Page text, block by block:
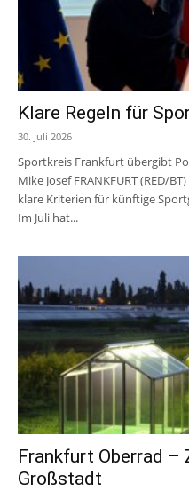
Klare Regeln für
30. Juli 2026
Sportkreis Frankfurt übergibt
Mike Josef FRANKFURT (RED/
klare Kriterien für künftige
Im Juli hat...
Frankfurt Oberrad –
Großstadt